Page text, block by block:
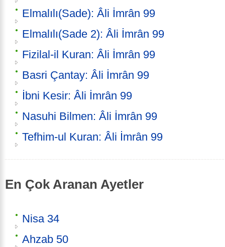
Elmalılı(Sade): Âli İmrân 99
Elmalılı(Sade 2): Âli İmrân 99
Fizilal-il Kuran: Âli İmrân 99
Basri Çantay: Âli İmrân 99
İbni Kesir: Âli İmrân 99
Nasuhi Bilmen: Âli İmrân 99
Tefhim-ul Kuran: Âli İmrân 99
En Çok Aranan Ayetler
Nisa 34
Ahzab 50